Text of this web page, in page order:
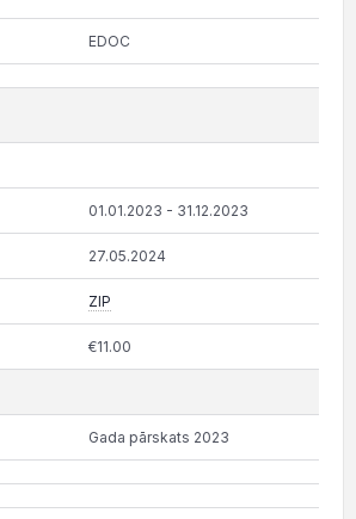
EDOC
01.01.2023 - 31.12.2023
27.05.2024
ZIP
€11.00
Gada pārskats 2023